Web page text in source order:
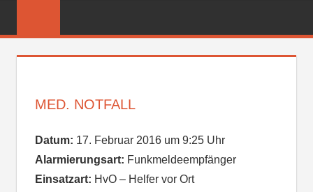
FEUERWEHR
MED. NOTFALL
Datum: 17. Februar 2016 um 9:25 Uhr
Alarmierungsart: Funkmeldeempfänger
Einsatzart: HvO – Helfer vor Ort